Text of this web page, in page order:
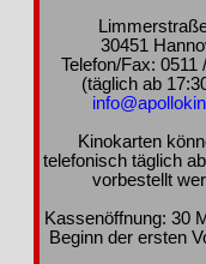
30451
Telefon/Fax: 0511
(täglich ab
Kinokarten
telefonisch täglich
vorbestellt
Kassenöffnung: 30
Beginn der ersten